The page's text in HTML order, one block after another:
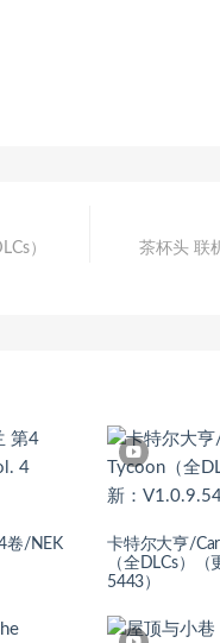
）
茶杯头 联
卷/NEK
卡特尔大亨/
（全DLCs）（
5443）